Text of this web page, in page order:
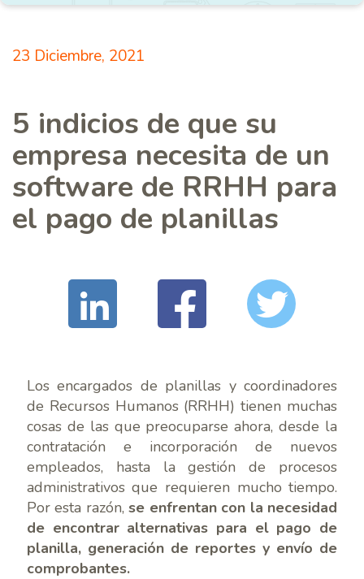
23 Diciembre, 2021
5 indicios de que su
empresa necesita de un
software de RRHH para
el pago de planillas
Los encargados de planillas y coordinadores
de Recursos Humanos (RRHH) tienen muchas
cosas de las que preocuparse ahora, desde la
contratación e incorporación de nuevos
empleados, hasta la gestión de procesos
administrativos que requieren mucho tiempo.
Por esta razón,se enfrentan con la necesidad
de encontrar alternativas para el pago de
planilla, generación de reportes y envío de
comprobantes.